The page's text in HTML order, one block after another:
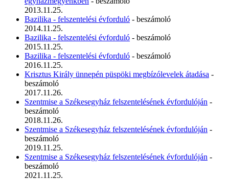
2013.11.25.
Bazilika - felszentelési évforduló - beszámoló
2014.11.25.
Bazilika - felszentelési évforduló - beszámoló
2015.11.25.
Bazilika - felszentelési évforduló - beszámoló
2016.11.25.
Krisztus Király ünnepén püspöki megbízólevelek átadása -
beszámoló
2017.11.26.
Szentmise a Székesegyház felszentelésének évfordulóján -
beszámoló
2018.11.26.
Szentmise a Székesegyház felszentelésének évfordulóján -
beszámoló
2019.11.25.
Szentmise a Székesegyház felszentelésének évfordulóján -
beszámoló
2021.11.25.